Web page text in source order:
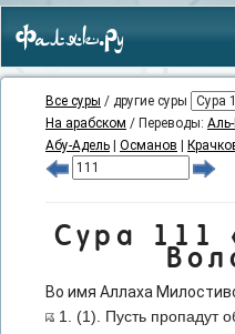
Фаляк.Ру
Все суры / другие суры
На арабском / Переводы:
Абу-Адель
Османов
Сура 111
Во имя Аллаха
1. (1). Пусть пропадут